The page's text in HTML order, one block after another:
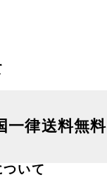
一律送料無料
いて